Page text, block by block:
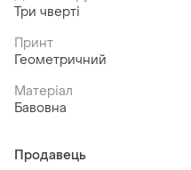
Три чверті
Принт
Геометричний
Матеріал
Бавовна
Продавець